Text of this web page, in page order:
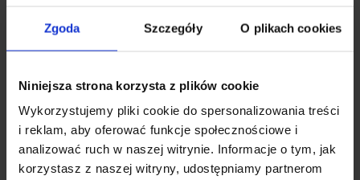
Zgoda Szczegóły O plikach cookies
Niniejsza strona korzysta z plików cookie
Wykorzystujemy pliki cookie do spersonalizowania treści
i reklam, aby oferować funkcje społecznościowe i
analizować ruch w naszej witrynie. Informacje o tym, jak
korzystasz z naszej witryny, udostępniamy partnerom
Dane techniczne
Kod SKU
0107000L24G47
EAN
5902944132739